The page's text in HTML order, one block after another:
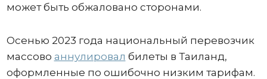
может быть обжаловано сторонами.
Осенью 2023 года национальный перевозчик
массово аннулировал билеты в Таиланд,
оформленные по ошибочно низким тарифам.